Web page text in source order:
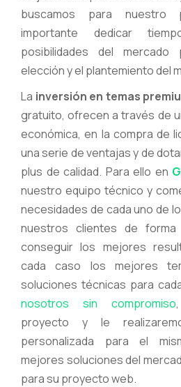
buscamos para nuestro
importante dedicar
posibilidades del
elección y el plantemiento del
La inversión en temas
gratuito, ofrecen a través de
económica, en la compra de
una serie de ventajas y de
plus de calidad. Para ello en
nuestro equipo técnico y
necesidades de cada uno de
nuestros clientes de forma
conseguir los mejores
cada caso los mejores
soluciones técnicas para
nosotros sin compromiso
proyecto y le
personalizada para el
mejores soluciones del
para su proyecto web.